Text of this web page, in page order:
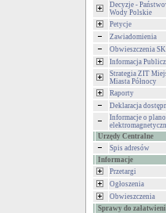
Decyzje -
Wody Polskie
Petycje
Zawiadomienia
Obwieszczenia
Informacja
Strategia ZIT
Miasta Północy
Raporty
Deklaracja
Informacje o
Urzędy Centralne
Spis adresów
Informacje
Przetargi
Ogłoszenia
Obwieszczenia
Sprawy do